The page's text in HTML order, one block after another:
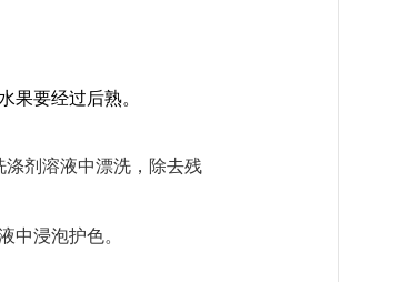
果要经过后熟。
涤剂溶液中漂洗，除去残
中浸泡护色。